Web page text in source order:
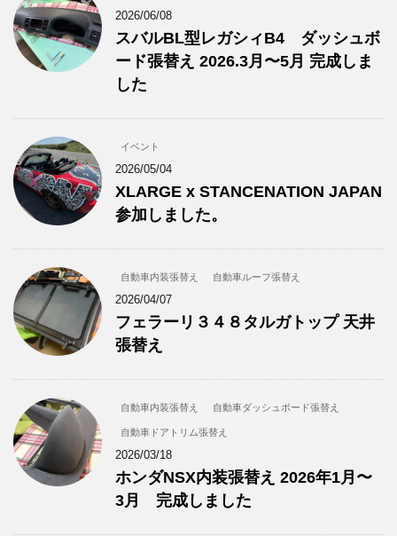
2026/06/08
スバルBL型レガシィB4 ダッシュボ
ード張替え 2026.3月〜5月 完成しま
した
イベント
2026/05/04
XLARGE x STANCENATION JAPAN
参加しました。
自動車内装張替え 自動車ルーフ張替え
2026/04/07
フェラーリ３４８タルガトップ 天井
張替え
自動車内装張替え 自動車ダッシュボード張替え
自動車ドアトリム張替え
2026/03/18
ホンダNSX内装張替え 2026年1月〜
3月 完成しました